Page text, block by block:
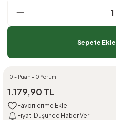
Sepete Ekle
0 - Puan - 0 Yorum
1.179,90 TL
Fiyatı Düşünce Haber Ver